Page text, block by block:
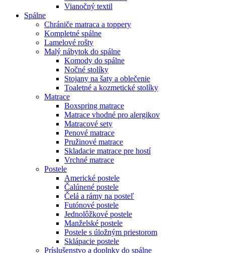
Vianočný textil
Spálne
Chrániče matraca a toppery
Kompletné spálne
Lamelové rošty
Malý nábytok do spálne
Komody do spálne
Nočné stolíky
Stojany na šaty a oblečenie
Toaletné a kozmetické stolíky
Matrace
Boxspring matrace
Matrace vhodné pro alergikov
Matracové sety
Penové matrace
Pružinové matrace
Skladacie matrace pre hostí
Vrchné matrace
Postele
Americké postele
Čalúnené postele
Čelá a rámy na posteľ
Futónové postele
Jednolôžkové postele
Manželské postele
Postele s úložným priestorom
Sklápacie postele
Príslušenstvo a doplnky do spálne